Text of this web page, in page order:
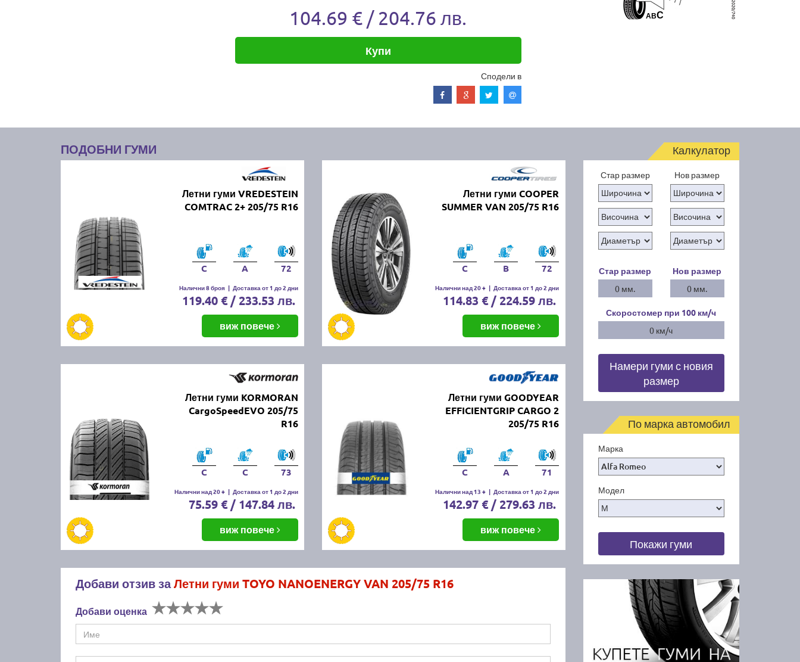
104.69 € / 204.76 лв.
Купи
Сподели в
ABC
ПОДОБНИ ГУМИ
Летни гуми VREDESTEIN
COMTRAC 2+ 205/75 R16
C A 72
Налични 8 броя | Доставка от 1 до 2 дни
119.40 € / 233.53 лв.
виж повече
Летни гуми COOPER
SUMMER VAN 205/75 R16
C B 72
Налични над 20 + | Доставка от 1 до 2 дни
114.83 € / 224.59 лв.
виж повече
Летни гуми KORMORAN
CargoSpeedEVO 205/75
R16
C C 73
Налични над 20 + | Доставка от 1 до 2 дни
75.59 € / 147.84 лв.
виж повече
Летни гуми GOODYEAR
EFFICIENTGRIP CARGO 2
205/75 R16
C A 71
Налични над 13 + | Доставка от 1 до 2 дни
142.97 € / 279.63 лв.
виж повече
Добави отзив заЛетни гуми TOYO NANOENERGY VAN 205/75 R16
Добави оценка
Калкулатор
Стар размер Нов размер
Стар размер
0 мм.
Нов размер
0 мм.
Скоростомер при 100 км/ч
0 км/ч
Намери гуми с новия
размер
По марка автомобил
Марка
Модел
Покажи гуми